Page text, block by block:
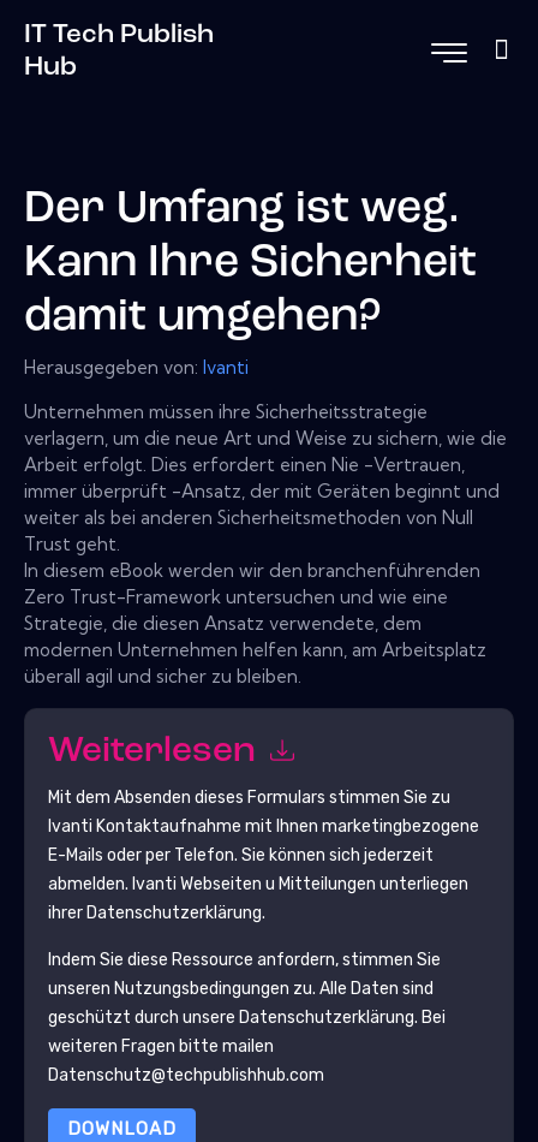
IT Tech Publish
Hub
Der Umfang ist weg.
Kann Ihre Sicherheit
damit umgehen?
Herausgegeben von: Ivanti
Unternehmen müssen ihre Sicherheitsstrategie
verlagern, um die neue Art und Weise zu sichern, wie die
Arbeit erfolgt. Dies erfordert einen Nie -Vertrauen,
immer überprüft -Ansatz, der mit Geräten beginnt und
weiter als bei anderen Sicherheitsmethoden von Null
Trust geht.
In diesem eBook werden wir den branchenführenden
Zero Trust-Framework untersuchen und wie eine
Strategie, die diesen Ansatz verwendete, dem
modernen Unternehmen helfen kann, am Arbeitsplatz
überall agil und sicher zu bleiben.
Weiterlesen
Mit dem Absenden dieses Formulars stimmen Sie zu
Ivanti Kontaktaufnahme mit Ihnen marketingbezogene
E-Mails oder per Telefon. Sie können sich jederzeit
abmelden. Ivanti Webseiten u Mitteilungen unterliegen
ihrer Datenschutzerklärung.
Indem Sie diese Ressource anfordern, stimmen Sie
unseren Nutzungsbedingungen zu. Alle Daten sind
geschützt durch unsere Datenschutzerklärung. Bei
weiteren Fragen bitte mailen
Datenschutz@techpublishhub.com
DOWNLOAD